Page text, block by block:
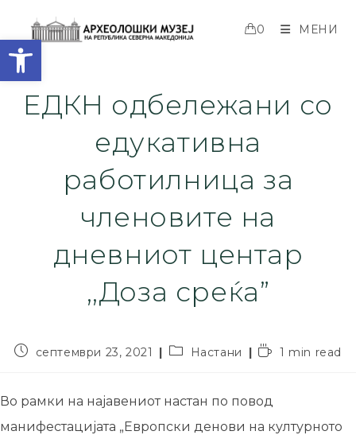
Open toolbar
0 МЕНИ
ЕДКН одбележани со
едукативна
работилница за
членовите на
дневниот центар
,,Доза среќа”
септември 23, 2021 Настани 1 min read
Во рамки на најавениот настан по повод
манифестацијата „Европски денови на културнотo